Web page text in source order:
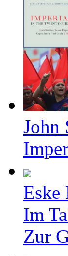
John
Eske
Im
Zur